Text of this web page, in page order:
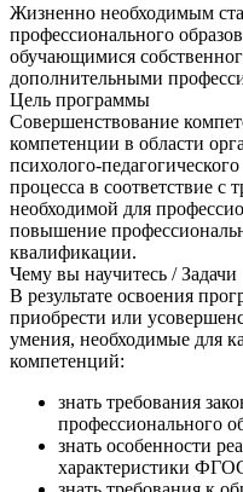
Жизненно необходимым
профессионального
обучающимися
дополнительными
Цель программы
Совершенствование
компетенции в области
психолого-
процесса в
необходимой для
повышение
квалификации.
Чему вы научитесь / Задачи
В результате освоения
приобрести или
умения, необходимые для
компетенций:
знать требования
профессионального
знать особенности
характеристики